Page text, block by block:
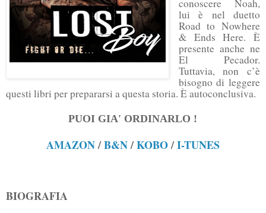
conoscere Noah,
lui è nel duetto
Road to Nowhere
& Ends Here. È
presente anche ne
El Pecador.
Tuttavia, non c’è
bisogno di leggere
questi libri per prepararsi a questa storia. È autoconclusiva.
PUOI GIA' ORDINARLO !
AMAZON/B&N/KOBO/I-TUNES
BIOGRAFIA